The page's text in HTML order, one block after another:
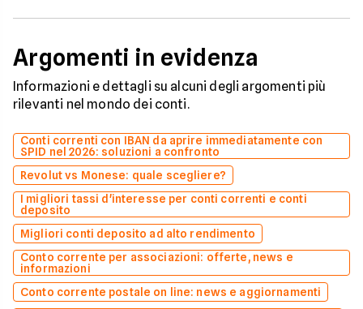
Argomenti in evidenza
Informazioni e dettagli su alcuni degli argomenti più
rilevanti nel mondo dei conti.
Conti correnti con IBAN da aprire immediatamente con
SPID nel 2026: soluzioni a confronto
Revolut vs Monese: quale scegliere?
I migliori tassi d'interesse per conti correnti e conti
deposito
Migliori conti deposito ad alto rendimento
Conto corrente per associazioni: offerte, news e
informazioni
Conto corrente postale on line: news e aggiornamenti